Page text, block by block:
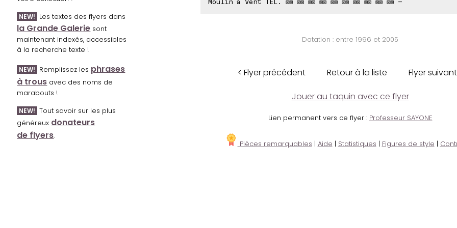
NEW! Les textes des flyers dans
la Grande Galerie sont
maintenant indexés, accessibles
à la recherche texte !
NEW! Remplissez les phrases
à trous avec des noms de
marabouts !
NEW! Tout savoir sur les plus
généreux donateurs
de flyers.
Moulin à Vent TÉL. ⊠⊠ ⊠⊠ ⊠⊠ ⊠⊠ ⊠⊠ ⊠⊠ ⊠⊠ ⊠⊠ ⊠⊠ ⊠⊠ -
Datation : entre 1996 et 2005
< Flyer précédent Retour à la liste Flyer
Jouer au taquin avec ce flyer
Lien permanent vers ce flyer : Professeur SAYONE
Pièces remarquables | Aide | Statistiques | Figures de style |